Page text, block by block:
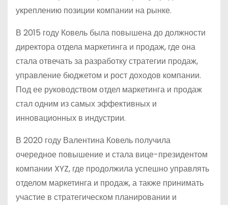
укреплению позиции компании на рынке.
В 2015 году Ковель была повышена до должности
директора отдела маркетинга и продаж, где она
стала отвечать за разработку стратегии продаж,
управление бюджетом и рост доходов компании.
Под ее руководством отдел маркетинга и продаж
стал одним из самых эффективных и
инновационных в индустрии.
В 2020 году Валентина Ковель получила
очередное повышение и стала вице-президентом
компании XYZ, где продолжила успешно управлять
отделом маркетинга и продаж, а также принимать
участие в стратегическом планировании и